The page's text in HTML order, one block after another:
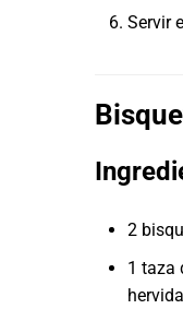
Servir
2
1 taza
hervida